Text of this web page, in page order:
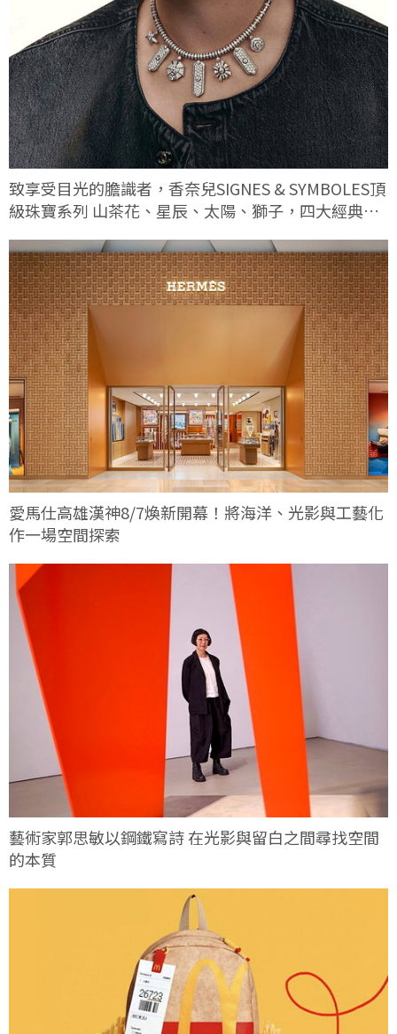
致享受目光的膽識者，香奈兒SIGNES & SYMBOLES頂
級珠寶系列 山茶花、星辰、太陽、獅子，四大經典符
愛馬仕高雄漢神8/7煥新開幕！將海洋、光影與工藝化
作一場空間探索
藝術家郭思敏以鋼鐵寫詩 在光影與留白之間尋找空間
的本質